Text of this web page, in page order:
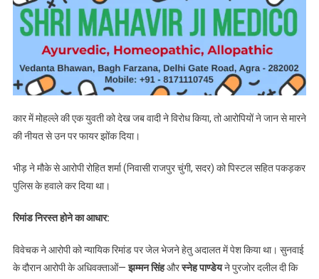
कार में मोहल्ले की एक युवती को देख जब वादी ने विरोध किया, तो आरोपियों ने जान से मारने
की नीयत से उन पर फायर झोंक दिया।
भीड़ ने मौके से आरोपी रोहित शर्मा (निवासी राजपुर चुंगी, सदर) को पिस्टल सहित पकड़कर
पुलिस के हवाले कर दिया था।
रिमांड निरस्त होने का आधार:
विवेचक ने आरोपी को न्यायिक रिमांड पर जेल भेजने हेतु अदालत में पेश किया था। सुनवाई
के दौरान आरोपी के अधिवक्ताओं—झम्मन सिंहऔरस्नेह पाण्डेयने पुरजोर दलील दी कि